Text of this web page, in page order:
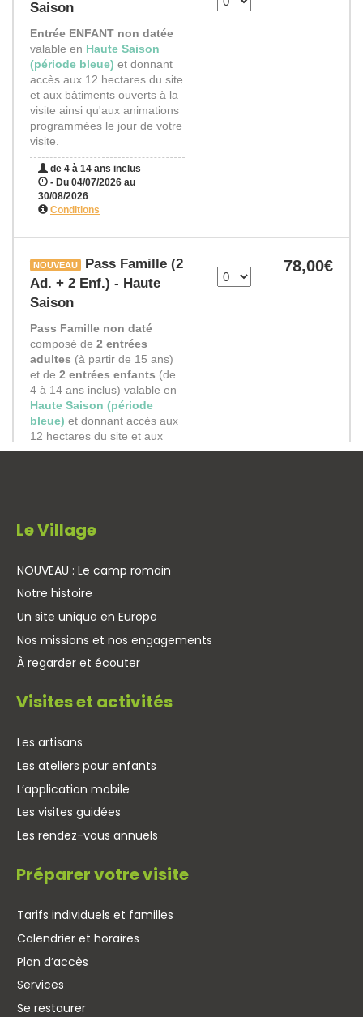
Le Village
NOUVEAU : Le camp romain
Notre histoire
Un site unique en Europe
Nos missions et nos engagements
À regarder et écouter
Visites et activités
Les artisans
Les ateliers pour enfants
L’application mobile
Les visites guidées
Les rendez-vous annuels
Préparer votre visite
Tarifs individuels et familles
Calendrier et horaires
Plan d’accès
Services
Se restaurer